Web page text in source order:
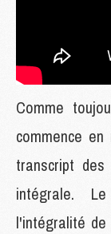
Comme
commence
transcript
intégrale.
l'intégralité